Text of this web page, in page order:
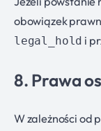
obowiązek
legal_hold i
8. Prawa
W zależności od